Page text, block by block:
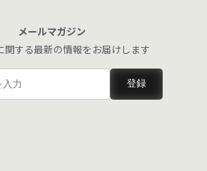
メールマガジン
関する最新の情報をお届けします
登録